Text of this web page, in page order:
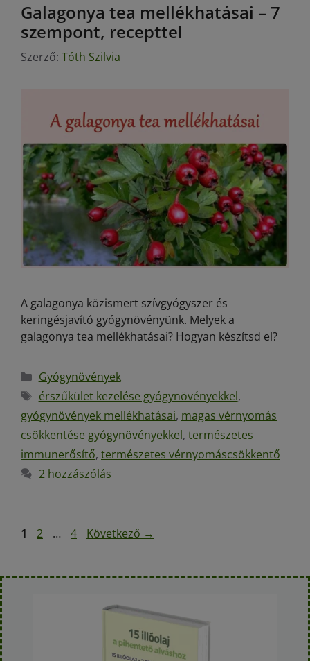
Galagonya tea mellékhatásai – 7
szempont, recepttel
Szerző: Tóth Szilvia
A galagonya közismert szívgyógyszer és
keringésjavító gyógynövényünk. Melyek a
galagonya tea mellékhatásai? Hogyan készítsd el?
Gyógynövények
érszűkület kezelése gyógynövényekkel,
gyógynövények mellékhatásai, magas vérnyomás
csökkentése gyógynövényekkel, természetes
immunerősítő, természetes vérnyomáscsökkentő
2 hozzászólás
1 2 … 4 Következő →